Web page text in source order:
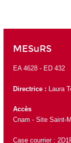
MESuRS
EA 4628 - ED 432
Directrice: Laura
Accès
Cnam - Site Saint-
Case courrier :